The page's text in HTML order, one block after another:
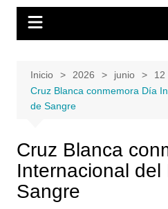
Inicio 2026 junio
12
Cruz Blanca conmemora Día
de Sangre
Cruz Blanca
Internacional del
Sangre